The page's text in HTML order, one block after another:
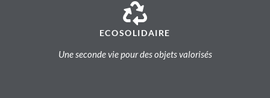
ECOSOLIDAIRE
Une seconde vie pour des objets valorisés